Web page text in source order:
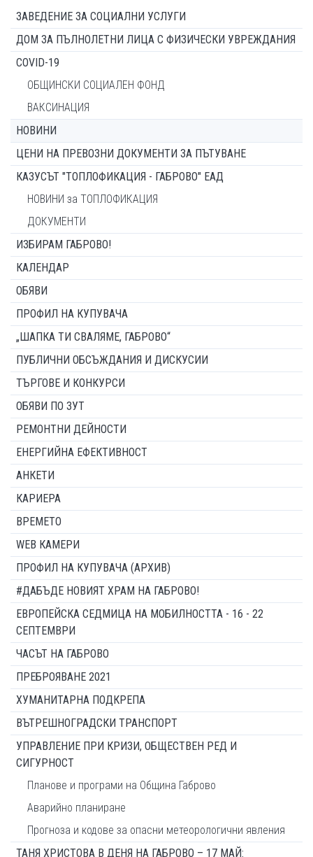
ЗАВЕДЕНИЕ ЗА СОЦИАЛНИ УСЛУГИ
ДОМ ЗА ПЪЛНОЛЕТНИ ЛИЦА С ФИЗИЧЕСКИ УВРЕЖДАНИЯ
COVID-19
ОБЩИНСКИ СОЦИАЛЕН ФОНД
ВАКСИНАЦИЯ
НОВИНИ
ЦЕНИ НА ПРЕВОЗНИ ДОКУМЕНТИ ЗА ПЪТУВАНЕ
КАЗУСЪТ "ТОПЛОФИКАЦИЯ - ГАБРОВО" ЕАД
НОВИНИ за ТОПЛОФИКАЦИЯ
ДОКУМЕНТИ
ИЗБИРАМ ГАБРОВО!
КАЛЕНДАР
ОБЯВИ
ПРОФИЛ НА КУПУВАЧА
„ШАПКА ТИ СВАЛЯМЕ, ГАБРОВО“
ПУБЛИЧНИ ОБСЪЖДАНИЯ И ДИСКУСИИ
ТЪРГОВЕ И КОНКУРСИ
ОБЯВИ ПО ЗУТ
РЕМОНТНИ ДЕЙНОСТИ
ЕНЕРГИЙНА ЕФЕКТИВНОСТ
АНКЕТИ
КАРИЕРА
ВРЕМЕТО
WEB КАМЕРИ
ПРОФИЛ НА КУПУВАЧА (АРХИВ)
#ДАБЪДЕ НОВИЯТ ХРАМ НА ГАБРОВО!
ЕВРОПЕЙСКА СЕДМИЦА НА МОБИЛНОСТТА - 16 - 22
СЕПТЕМВРИ
ЧАСЪТ НА ГАБРОВО
ПРЕБРОЯВАНЕ 2021
ХУМАНИТАРНА ПОДКРЕПА
ВЪТРЕШНОГРАДСКИ ТРАНСПОРТ
УПРАВЛЕНИЕ ПРИ КРИЗИ, ОБЩЕСТВЕН РЕД И
СИГУРНОСТ
Планове и програми на Община Габрово
Аварийно планиране
Прогноза и кодове за опасни метеорологични явления
ТАНЯ ХРИСТОВА В ДЕНЯ НА ГАБРОВО – 17 МАЙ: